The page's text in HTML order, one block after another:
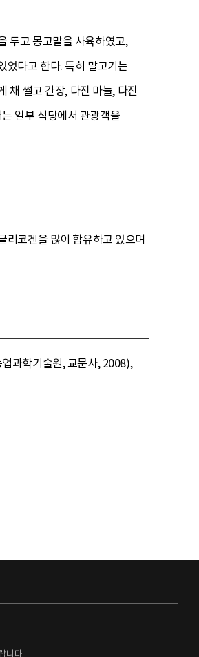
두고 몽고말을 사육하였고,
었다고 한다. 특히 말고기는
채 썰고 간장, 다진 마늘, 다진
일부 식당에서 관광객을
리코겐을 많이 함유하고 있으며
과학기술원, 교문사, 2008),
니다.